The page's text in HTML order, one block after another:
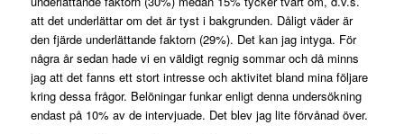
att det underlättar om det är tyst i bakgrunden. Dåligt väder är
den fjärde underlättande faktorn (29%). Det kan jag intyga. För
några år sedan hade vi en väldigt regnig sommar och då minns
jag att det fanns ett stort intresse och aktivitet bland mina följare
kring dessa frågor. Belöningar funkar enligt denna undersökning
endast på 10% av de intervjuade. Det blev jag lite förvånad över.